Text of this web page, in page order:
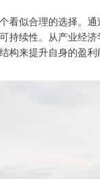
看似合理的选择。
持续性。从产业经
构来提升自身的盈利